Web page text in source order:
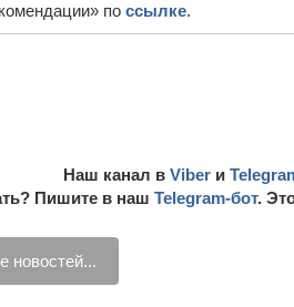
по ссылке.
Наш канал в Viber и
Пишите в наш Telegram-бот.
новостей...